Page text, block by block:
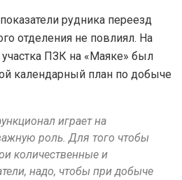
рудника переезд
отделения не повлиял. На
ПЗК на «Маяке» был
календарный план по добыче
играет на
роль. Для того чтобы
количественные и
надо, чтобы при добыче